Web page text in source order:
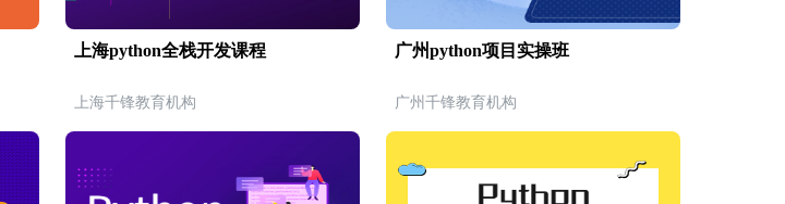
上海python全栈开发课程
上海千锋教育机构
广州python项目实操班
广州千锋教育机构